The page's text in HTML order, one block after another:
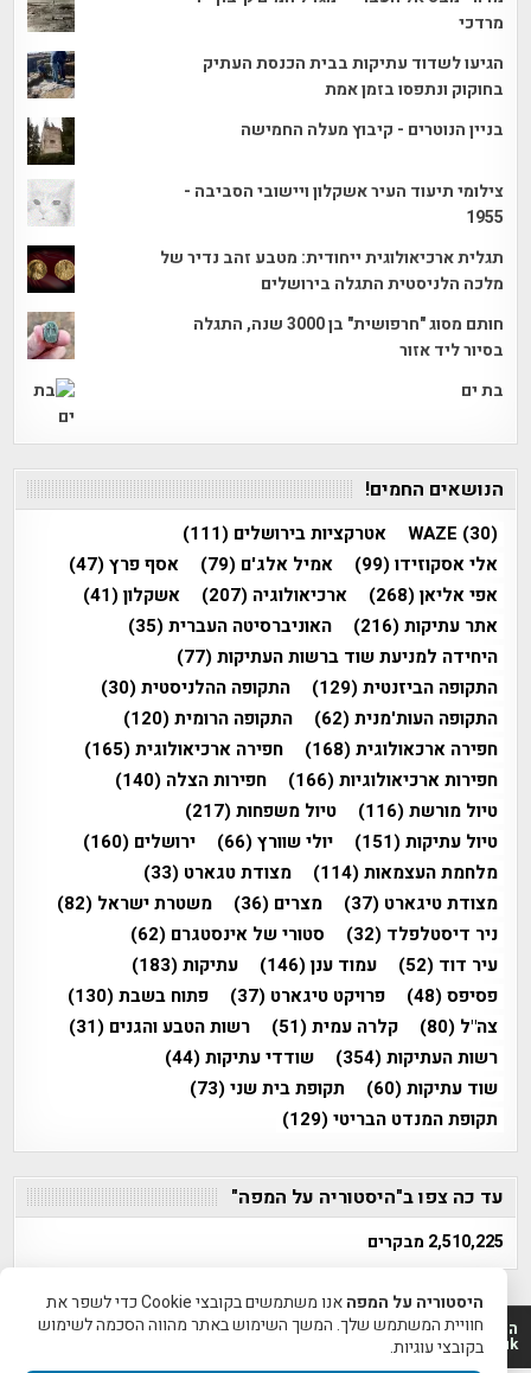
מרדכי
הגיעו לשדוד עתיקות בבית הכנסת העתיק
בחוקוק ונתפסו בזמן אמת
בניין הנוטרים - קיבוץ מעלה החמישה
צילומי תיעוד העיר אשקלון ויישובי הסביבה -
1955
תגלית ארכיאולוגית ייחודית: מטבע זהב נדיר של
מלכה הלניסטית התגלה בירושלים
חותם מסוג "חרפושית" בן 3000 שנה, התגלה
בסיור ליד אזור
בת ים
הנושאים החמים!
WAZE (30) אטרקציות בירושלים (111)
אלי אסקוזידו(99) אמיל אלג'ם (79) אסף פרץ(47)
אפי אליאן(268) ארכיאולוגיה (207) אשקלון(41)
אתר עתיקות(216) האוניברסיטה העברית(35)
היחידה למניעת שוד ברשות העתיקות(77)
התקופה הביזנטית(129) התקופה ההלניסטית(30)
התקופה העות'מנית(62) התקופה הרומית(120)
חפירה ארכאולוגית(168) חפירה ארכיאולוגית(165)
חפירות ארכיאולוגיות(166) חפירות הצלה (140)
טיול מורשת(116) טיול משפחות(217)
טיול עתיקות(151) יולי שוורץ(66) ירושלים (160)
מלחמת העצמאות(114) מצודת טגארט (33)
מצודת טיגארט (37) מצרים (36) משטרת ישראל (82)
ניר דיסטלפלד (32) סטורי של אינסטגרם (62)
עיר דוד (52) עמוד ענן(146) עתיקות(183)
פסיפס(48) פרויקט טיגארט (37) פתוח בשבת(130)
צה"ל (80) קלרה עמית(51) רשות הטבע והגנים (31)
רשות העתיקות(354) שודדי עתיקות(44)
שוד עתיקות(60) תקופת בית שני(73)
תקופת המנדט הבריטי(129)
עד כה צפו ב"היסטוריה על המפה"
2,510,225 מבקרים
היסטוריה על המפה 2011-2026 | פרוייקט טיגארט 2012-2026|
www.mapah.co.il | www.tegart.uk
היסטוריה על המפה
אנו משתמשים בקובצי Cookie כדי לשפר את
חוויית המשתמש שלך. המשך השימוש באתר מהווה הסכמה לשימוש
בקובצי עוגיות.